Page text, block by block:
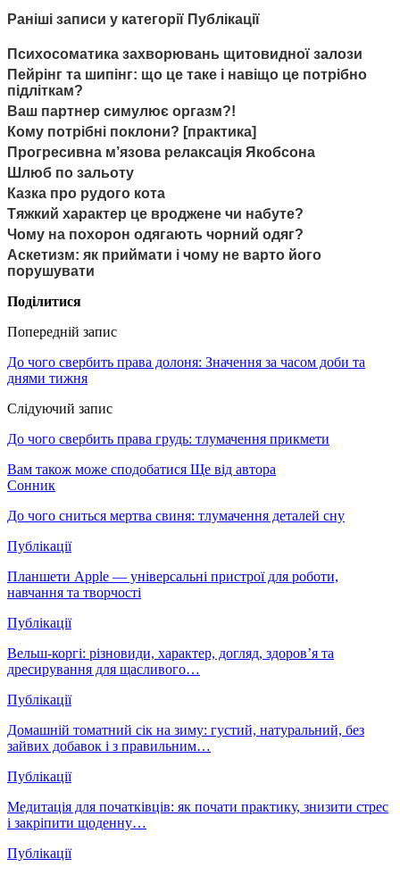
Раніші записи у категорії Публікації
Психосоматика захворювань щитовидної залози
Пейрінг та шипінг: що це таке і навіщо це потрібно
підліткам?
Ваш партнер симулює оргазм?!
Кому потрібні поклони? [практика]
Прогресивна м’язова релаксація Якобсона
Шлюб по зальоту
Казка про рудого кота
Тяжкий характер це вроджене чи набуте?
Чому на похорон одягають чорний одяг?
Аскетизм: як приймати і чому не варто його
порушувати
Поділитися
Попередній запис
До чого свербить права долоня: Значення за часом доби та
днями тижня
Слідуючий запис
До чого свербить права грудь: тлумачення прикмети
Вам також може сподобатися Ще від автора
Сонник
До чого сниться мертва свиня: тлумачення деталей сну
Публікації
Планшети Apple — універсальні пристрої для роботи,
навчання та творчості
Публікації
Вельш-коргі: різновиди, характер, догляд, здоров’я та
дресирування для щасливого…
Публікації
Домашній томатний сік на зиму: густий, натуральний, без
зайвих добавок і з правильним…
Публікації
Медитація для початківців: як почати практику, знизити стрес
і закріпити щоденну…
Публікації